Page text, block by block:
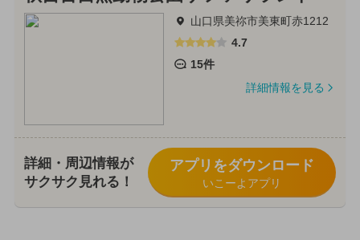
山口県美祢市美東町赤1212
4.7
15件
詳細情報を見る
詳細・周辺情報が
サクサク見れる！
アプリをダウンロード
いこーよアプリ